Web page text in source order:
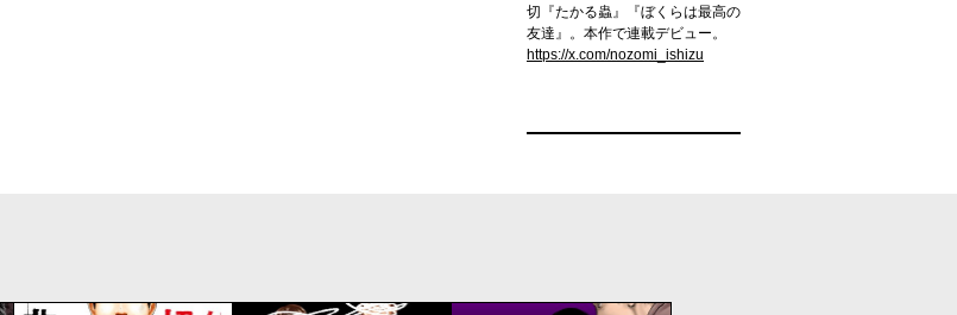
切『たかる蟲』『ぼくらは最高の
友達』。本作で連載デビュー。
https://x.com/nozomi_ishizu